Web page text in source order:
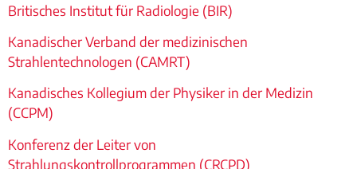
Britisches Institut für Radiologie (BIR)
Kanadischer Verband der medizinischen
Strahlentechnologen (CAMRT)
Kanadisches Kollegium der Physiker in der Medizin
(CCPM)
Konferenz der Leiter von
Strahlungskontrollprogrammen (CRCPD)